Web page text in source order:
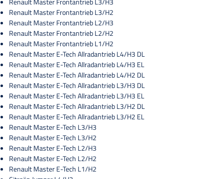
Renault Master Frontantrieb L3/H2
Renault Master Frontantrieb L2/H3
Renault Master Frontantrieb L2/H2
Renault Master Frontantrieb L1/H2
Renault Master E-Tech Allradantrieb L4/H3 DL
Renault Master E-Tech Allradantrieb L4/H3 EL
Renault Master E-Tech Allradantrieb L4/H2 DL
Renault Master E-Tech Allradantrieb L3/H3 DL
Renault Master E-Tech Allradantrieb L3/H3 EL
Renault Master E-Tech Allradantrieb L3/H2 DL
Renault Master E-Tech Allradantrieb L3/H2 EL
Renault Master E-Tech L3/H3
Renault Master E-Tech L3/H2
Renault Master E-Tech L2/H3
Renault Master E-Tech L2/H2
Renault Master E-Tech L1/H2